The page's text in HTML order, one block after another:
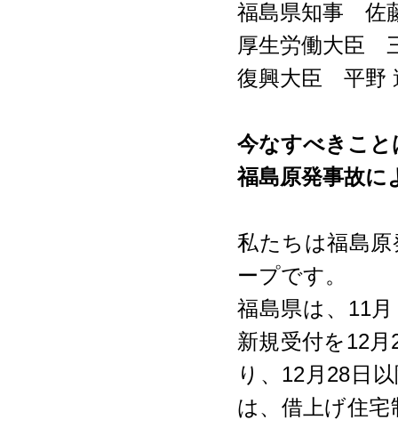
福島県知事 佐
厚生労働大臣
復興大臣 平野
今なすべきこと
福島原発事故に
私たちは福島
ープです。
福島県は、11
新規受付を12
り、12月28日
は、借上げ住